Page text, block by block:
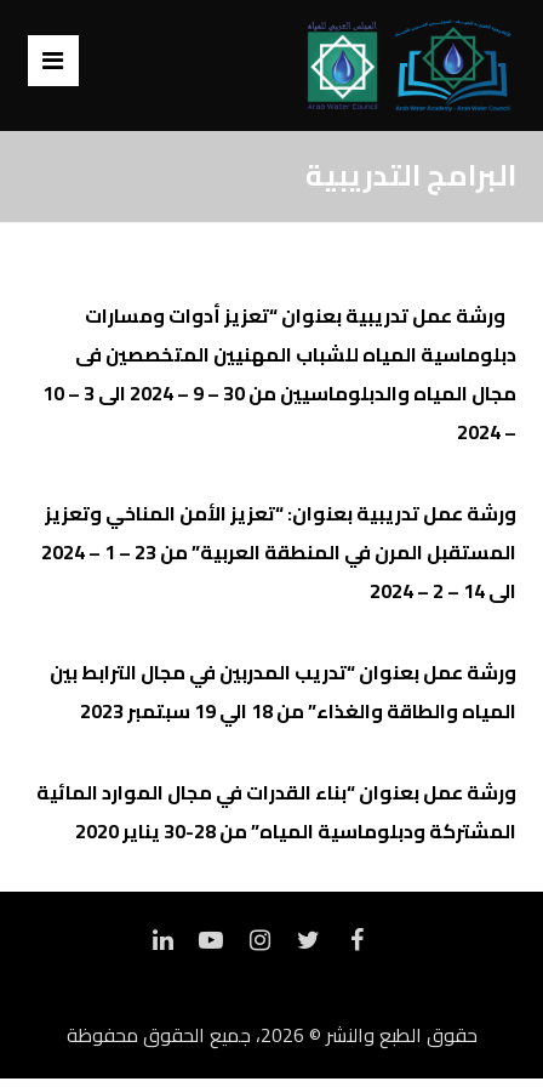
البرامج التدريبية
ورشة عمل تدريبية بعنوان “تعزيز أدوات ومسارات
دبلوماسية المياه للشباب المهنيين المتخصصين فى
مجال المياه والدبلوماسيين من 30 – 9 – 2024 الى 3 – 10
– 2024
ورشة عمل تدريبية بعنوان: “تعزيز الأمن المناخي وتعزيز
المستقبل المرن في المنطقة العربية”
من 23 – 1 – 2024
الى 14 – 2 – 2024
ورشة عمل بعنوان “تدريب المدربين في مجال الترابط بين
المياه والطاقة والغذاء” من 18 الي 19 سبتمبر 2023
ورشة عمل بعنوان “بناء القدرات في مجال الموارد المائية
المشتركة ودبلوماسية المياه” من 28-30 يناير 2020
حقوق الطبع والنشر © 2026، جميع الحقوق محفوظة